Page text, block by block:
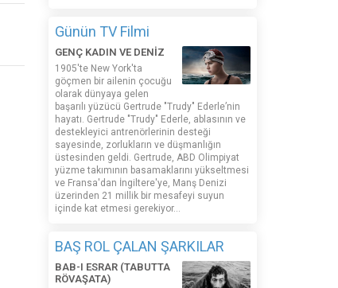
Günün TV Filmi
GENÇ KADIN VE DENİZ
1905'te New York'ta
göçmen bir ailenin çocuğu
olarak dünyaya gelen
başarılı yüzücü Gertrude "Trudy" Ederle’nin
hayatı. Gertrude "Trudy" Ederle, ablasının ve
destekleyici antrenörlerinin desteği
sayesinde, zorlukların ve düşmanlığın
üstesinden geldi. Gertrude, ABD Olimpiyat
yüzme takımının basamaklarını yükseltmesi
ve Fransa'dan İngiltere'ye, Manş Denizi
üzerinden 21 millik bir mesafeyi suyun
içinde kat etmesi gerekiyor...
BAŞ ROL ÇALAN ŞARKILAR
BAB-I ESRAR (TABUTTA
RÖVAŞATA)